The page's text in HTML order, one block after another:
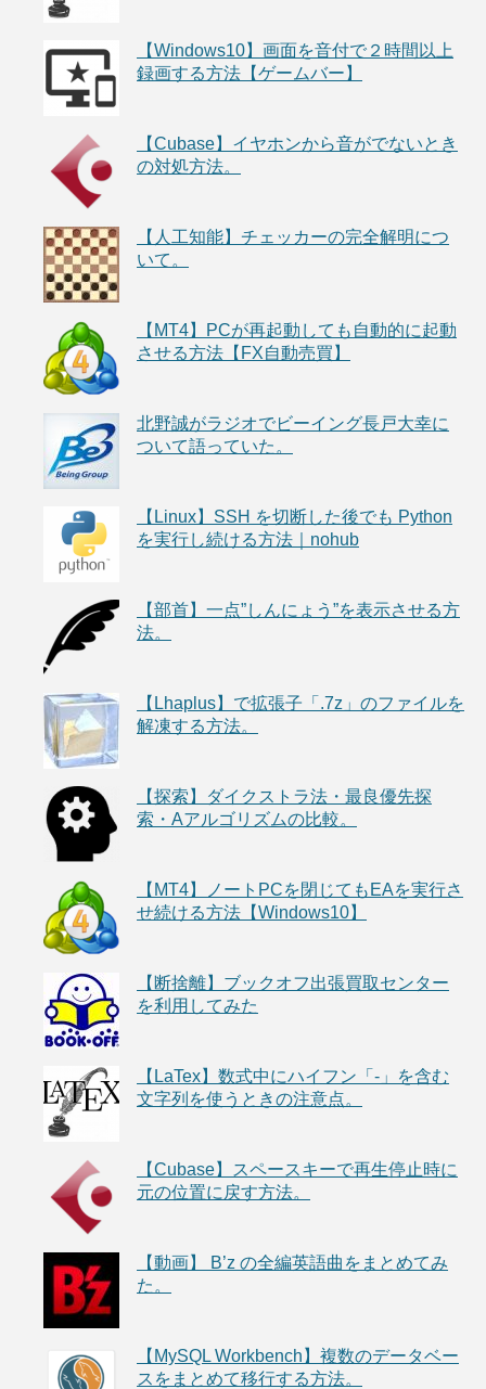
【Windows10】画面を音付で２時間以上
録画する方法【ゲームバー】
【Cubase】イヤホンから音がでないとき
の対処方法。
【人工知能】チェッカーの完全解明につ
いて。
【MT4】PCが再起動しても自動的に起動
させる方法【FX自動売買】
北野誠がラジオでビーイング長戸大幸に
ついて語っていた。
【Linux】SSH を切断した後でも Python
を実行し続ける方法｜nohub
【部首】一点”しんにょう”を表示させる方
法。
【Lhaplus】で拡張子「.7z」のファイルを
解凍する方法。
【探索】ダイクストラ法・最良優先探
索・Aアルゴリズムの比較。
【MT4】ノートPCを閉じてもEAを実行さ
せ続ける方法【Windows10】
【断捨離】ブックオフ出張買取センター
を利用してみた
【LaTex】数式中にハイフン「-」を含む
文字列を使うときの注意点。
【Cubase】スペースキーで再生停止時に
元の位置に戻す方法。
【動画】 B’z の全編英語曲をまとめてみ
た。
【MySQL Workbench】複数のデータベー
スをまとめて移行する方法。